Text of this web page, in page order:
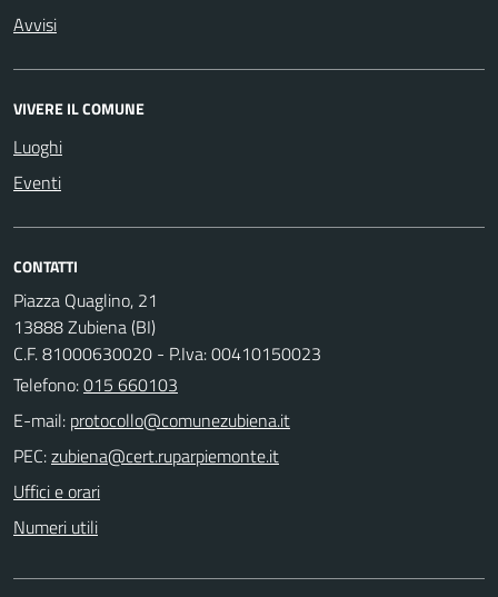
Avvisi
VIVERE IL COMUNE
Luoghi
Eventi
CONTATTI
Piazza Quaglino, 21
13888 Zubiena (BI)
C.F. 81000630020 - P.Iva: 00410150023
Telefono:015 660103
E-mail:
PEC:
Uffici e orari
Numeri utili